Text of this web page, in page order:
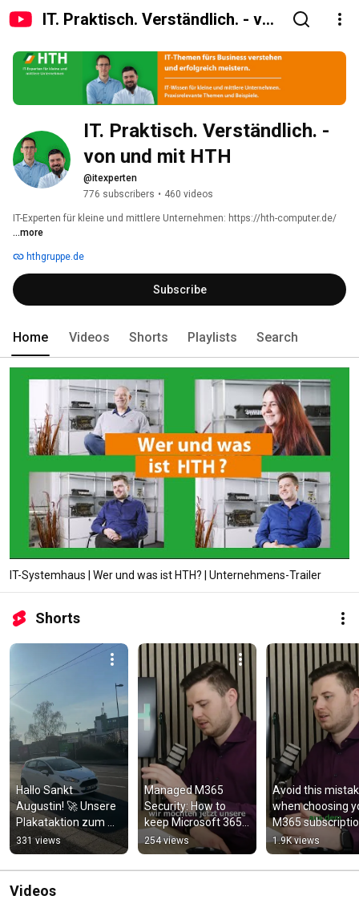
IT. Praktisch. Verständlich. - von
IT. Praktisch. Verständlich. -
von und mit HTH
@itexperten
776 subscribers • 460 videos
IT-Experten für kleine und mittlere Unternehmen: https://hth-computer.de/
...more
hthgruppe.de
Subscribe
Home Videos Shorts Playlists Search
IT-Systemhaus | Wer und was ist HTH? | Unternehmens-Trailer
Shorts
Hallo Sankt
Augustin! 🚀 Unsere
Plakataktion zum
Standortwechsel
331 views
Managed M365
Security: How to
keep Microsoft 365
tenants truly secure
254 views
Avoid this
when choosing
M365
1.9K views
Videos